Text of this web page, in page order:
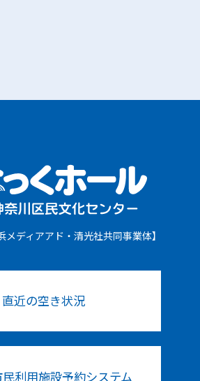
メディアアド・清光社共同事業体】
直近の空き状況
利用施設予約システム